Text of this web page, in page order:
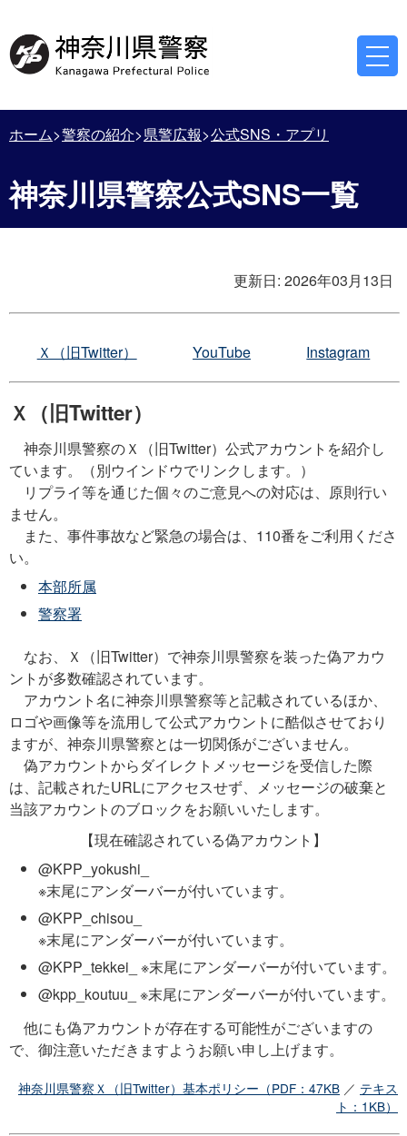
ホーム 警察の紹介 県警広報 公式SNS・アプリ
神奈川県警察公式SNS一覧
更新日: 2026年03月13日
Ｘ（旧Twitter） YouTube Instagram
Ｘ（旧Twitter）
神奈川県警察のＸ（旧Twitter）公式アカウントを紹介し
ています。（別ウインドウでリンクします。）
リプライ等を通じた個々のご意見への対応は、原則行い
ません。
また、事件事故など緊急の場合は、110番をご利用くださ
い。
本部所属
警察署
なお、Ｘ（旧Twitter）で神奈川県警察を装った偽アカウ
ントが多数確認されています。
アカウント名に神奈川県警察等と記載されているほか、
ロゴや画像等を流用して公式アカウントに酷似させており
ますが、神奈川県警察とは一切関係がございません。
偽アカウントからダイレクトメッセージを受信した際
は、記載されたURLにアクセスせず、メッセージの破棄と
当該アカウントのブロックをお願いいたします。
【現在確認されている偽アカウント】
@KPP_yokushi_
※末尾にアンダーバーが付いています。
@KPP_chisou_
※末尾にアンダーバーが付いています。
@KPP_tekkei_ ※末尾にアンダーバーが付いています。
@kpp_koutuu_ ※末尾にアンダーバーが付いています。
他にも偽アカウントが存在する可能性がございますの
で、御注意いただきますようお願い申し上げます。
神奈川県警察Ｘ（旧Twitter）基本ポリシー（PDF：47KB ／ テキス
ト：1KB）